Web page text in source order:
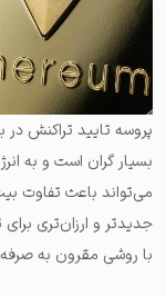
پروسه تایید تراکنش
بسیار گران است و به
می‌تواند باعث تفاوت
جدیدتر و ارزان‌تری
با روشی مقرون به صرفه